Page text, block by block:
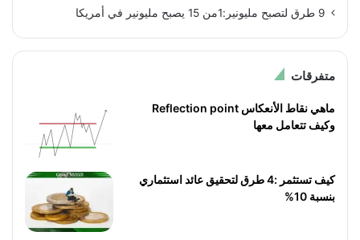
9 طرق لتصبح مليونير:1من 15 يصبح مليونير في أمريكا
متفرقات
ماهي نقاط الأنعكاس Reflection point
وكيف تتعامل معها
كيف تستثمر :4 طرق لتحقيق عائد استثماري
بنسبة 10%